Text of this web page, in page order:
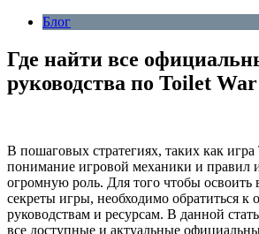
Блог
Где найти все
руководства по Toilet War
В пошаговых стратегиях, таких как игра
понимание игровой механики и правил
огромную роль. Для того чтобы освоить
секреты игры, необходимо обратиться
руководствам и ресурсам. В данной
все доступные и актуальные